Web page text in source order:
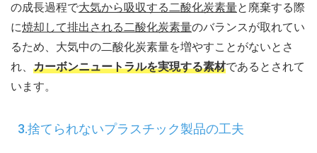
の成長過程で大気から吸収する二酸化炭素量と廃棄する際
に焼却して排出される二酸化炭素量のバランスが取れてい
るため、大気中の二酸化炭素量を増やすことがないとさ
れ、 カーボンニュートラルを実現する素材であるとされて
います。
3.捨てられないプラスチック製品の工夫